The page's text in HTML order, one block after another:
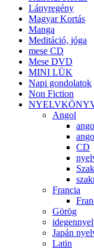
Lányregény
Magyar Kortás
Manga
Meditáció, jóga
mese CD
Mese DVD
MINI LÜK
Napi gondolatok
Non Fiction
Angol
CD
Francia
Görög
Japán
Latin